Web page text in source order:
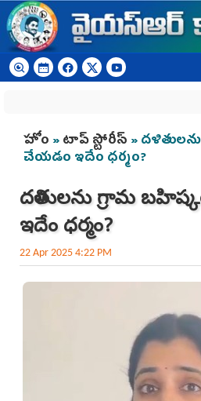
Skip to main content
You are here
హోం »టాప్ స్టోరీస్ »
చేయ‌డం ఇదేం ధ‌ర్మం?
ద‌ళితుల‌ను గ్రామ
ఇదేం ధ‌ర్మం?
22 Apr 2025 4:22 PM